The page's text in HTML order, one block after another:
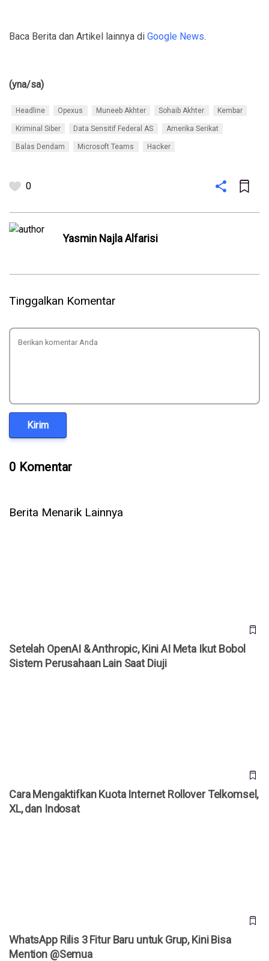
Baca Berita dan Artikel lainnya di Google News.
(yna/sa)
Headline Opexus Muneeb Akhter Sohaib Akhter Kembar
Kriminal Siber Data Sensitif Federal AS Amerika Serikat
Balas Dendam Microsoft Teams Hacker
0
Yasmin Najla Alfarisi
Tinggalkan Komentar
Kirim
0 Komentar
Berita Menarik Lainnya
Setelah OpenAI & Anthropic, Kini AI Meta Ikut Bobol
Sistem Perusahaan Lain Saat Diuji
Cara Mengaktifkan Kuota Internet Rollover Telkomsel,
XL, dan Indosat
WhatsApp Rilis 3 Fitur Baru untuk Grup, Kini Bisa
Mention @Semua